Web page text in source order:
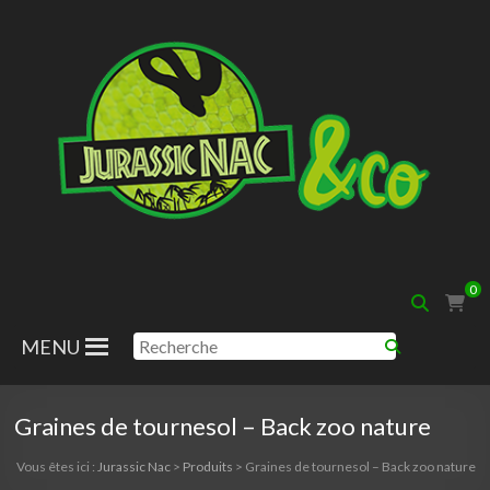
Nac
0
MENU
Graines de tournesol – Back zoo nature
Vous êtes ici : Jurassic Nac> Produits > Graines de tournesol – Back zoo nature